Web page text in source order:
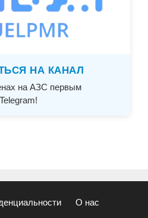
НА КАНАЛ
на АЗС первым
О нас